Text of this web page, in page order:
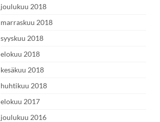
joulukuu 2018
marraskuu 2018
syyskuu 2018
elokuu 2018
kesäkuu 2018
huhtikuu 2018
elokuu 2017
joulukuu 2016